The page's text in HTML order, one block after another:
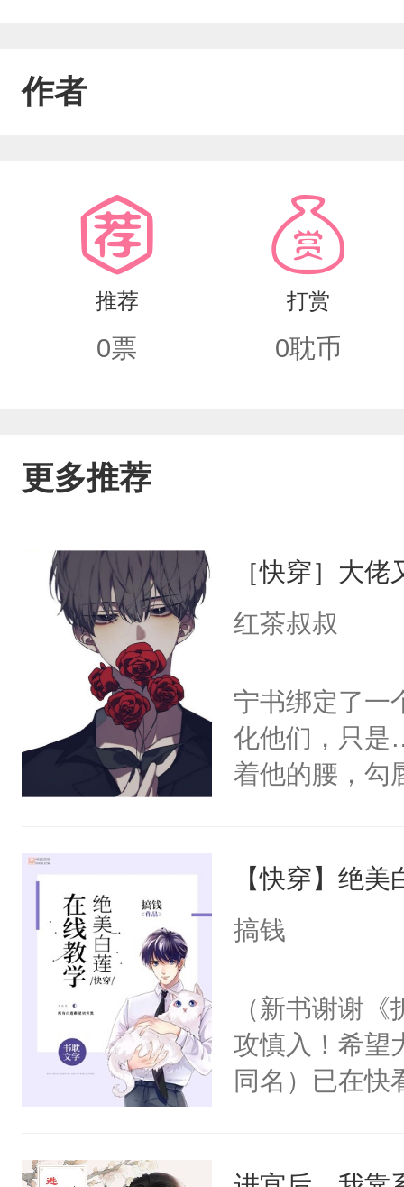
作者
推荐
0票
打赏
0耽币
更多推荐
［快穿］大
红茶叔叔
宁书绑定了一
化他们，只是
着他的腰，勾
来，给老公
用力——为你
【快穿】绝
搞钱
（新书谢谢
攻慎入！希望
同名）已在快